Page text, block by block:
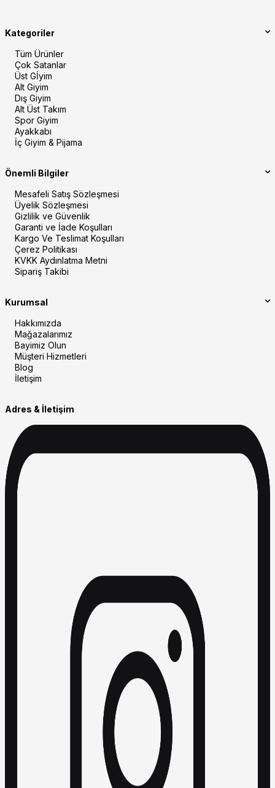
Kategoriler
Tüm Ürünler
Çok Satanlar
Üst Gİyim
Alt Giyim
Dış Giyim
Alt Üst Takım
Spor Giyim
Ayakkabı
İç Giyim & Pijama
Önemli Bilgiler
Mesafeli Satış Sözleşmesi
Üyelik Sözleşmesi
Gizlilik ve Güvenlik
Garanti ve İade Koşulları
Kargo Ve Teslimat Koşulları
Çerez Politikası
KVKK Aydınlatma Metni
Sipariş Takibi
Kurumsal
Hakkımızda
Mağazalarımız
Bayimiz Olun
Müşteri Hizmetleri
Blog
İletişim
Adres & İletişim